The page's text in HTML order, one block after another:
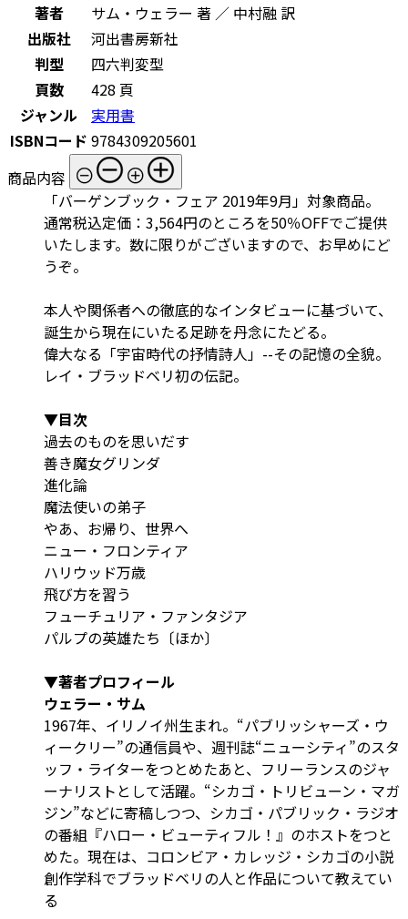
著者
サム・ウェラー 著 ／ 中村融 訳
出版社
河出書房新社
判型
四六判変型
頁数
428 頁
ジャンル
実用書
ISBNコード 9784309205601
商品内容
「バーゲンブック・フェア 2019年9月」対象商品。
通常税込定価：3,564円のところを50％OFFでご提供
いたします。数に限りがございますので、お早めにど
うぞ。
本人や関係者への徹底的なインタビューに基づいて、
誕生から現在にいたる足跡を丹念にたどる。
偉大なる「宇宙時代の抒情詩人」--その記憶の全貌。
レイ・ブラッドベリ初の伝記。
▼目次
過去のものを思いだす
善き魔女グリンダ
進化論
魔法使いの弟子
やあ、お帰り、世界へ
ニュー・フロンティア
ハリウッド万歳
飛び方を習う
フューチュリア・ファンタジア
パルプの英雄たち〔ほか〕
▼著者プロフィール
ウェラー・サム
1967年、イリノイ州生まれ。“パブリッシャーズ・ウ
ィークリー”の通信員や、週刊誌“ニューシティ”のスタ
ッフ・ライターをつとめたあと、フリーランスのジャ
ーナリストとして活躍。“シカゴ・トリビューン・マガ
ジン”などに寄稿しつつ、シカゴ・パブリック・ラジオ
の番組『ハロー・ビューティフル！』のホストをつと
めた。現在は、コロンビア・カレッジ・シカゴの小説
創作学科でブラッドベリの人と作品について教えてい
る